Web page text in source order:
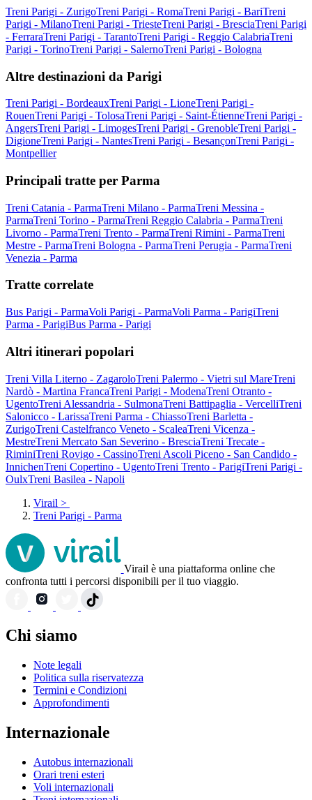
Treni Parigi - ZurigoTreni Parigi - RomaTreni Parigi - BariTreni
Parigi - MilanoTreni Parigi - TriesteTreni Parigi - BresciaTreni Parigi
- FerraraTreni Parigi - TarantoTreni Parigi - Reggio CalabriaTreni
Parigi - TorinoTreni Parigi - SalernoTreni Parigi - Bologna
Altre destinazioni da Parigi
Treni Parigi - BordeauxTreni Parigi - LioneTreni Parigi -
RouenTreni Parigi - TolosaTreni Parigi - Saint-ÉtienneTreni Parigi -
AngersTreni Parigi - LimogesTreni Parigi - GrenobleTreni Parigi -
DigioneTreni Parigi - NantesTreni Parigi - BesançonTreni Parigi -
Montpellier
Principali tratte per Parma
Treni Catania - ParmaTreni Milano - ParmaTreni Messina -
ParmaTreni Torino - ParmaTreni Reggio Calabria - ParmaTreni
Livorno - ParmaTreni Trento - ParmaTreni Rimini - ParmaTreni
Mestre - ParmaTreni Bologna - ParmaTreni Perugia - ParmaTreni
Venezia - Parma
Tratte correlate
Bus Parigi - ParmaVoli Parigi - ParmaVoli Parma - ParigiTreni
Parma - ParigiBus Parma - Parigi
Altri itinerari popolari
Treni Villa Literno - ZagaroloTreni Palermo - Vietri sul MareTreni
Nardò - Martina FrancaTreni Parigi - ModenaTreni Otranto -
UgentoTreni Alessandria - SulmonaTreni Battipaglia - VercelliTreni
Salonicco - LarissaTreni Parma - ChiassoTreni Barletta -
ZurigoTreni Castelfranco Veneto - ScaleaTreni Vicenza -
MestreTreni Mercato San Severino - BresciaTreni Trecate -
RiminiTreni Rovigo - CassinoTreni Ascoli Piceno - San Candido -
InnichenTreni Copertino - UgentoTreni Trento - ParigiTreni Parigi -
OulxTreni Basilea - Napoli
Virail >
Treni Parigi - Parma
Virail è una piattaforma online che
confronta tutti i percorsi disponibili per il tuo viaggio.
Chi siamo
Note legali
Politica sulla riservatezza
Termini e Condizioni
Approfondimenti
Internazionale
Autobus internazionali
Orari treni esteri
Voli internazionali